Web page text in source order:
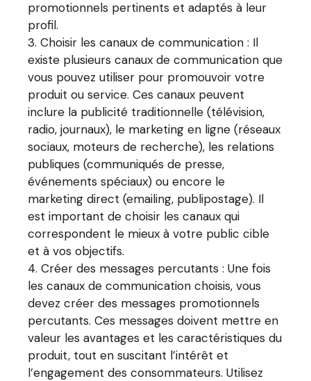
promotionnels pertinents et adaptés à leur
profil.
Choisir les canaux de communication : Il
existe plusieurs canaux de communication que
vous pouvez utiliser pour promouvoir votre
produit ou service. Ces canaux peuvent
inclure la publicité traditionnelle (télévision,
radio, journaux), le marketing en ligne (réseaux
sociaux, moteurs de recherche), les relations
publiques (communiqués de presse,
événements spéciaux) ou encore le
marketing direct (emailing, publipostage). Il
est important de choisir les canaux qui
correspondent le mieux à votre public cible
et à vos objectifs.
Créer des messages percutants : Une fois
les canaux de communication choisis, vous
devez créer des messages promotionnels
percutants. Ces messages doivent mettre en
valeur les avantages et les caractéristiques du
produit, tout en suscitant l’intérêt et
l’engagement des consommateurs. Utilisez